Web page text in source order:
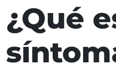
¿Qué